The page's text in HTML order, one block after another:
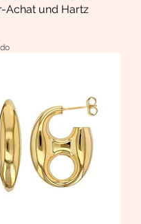
Achat und Hartz